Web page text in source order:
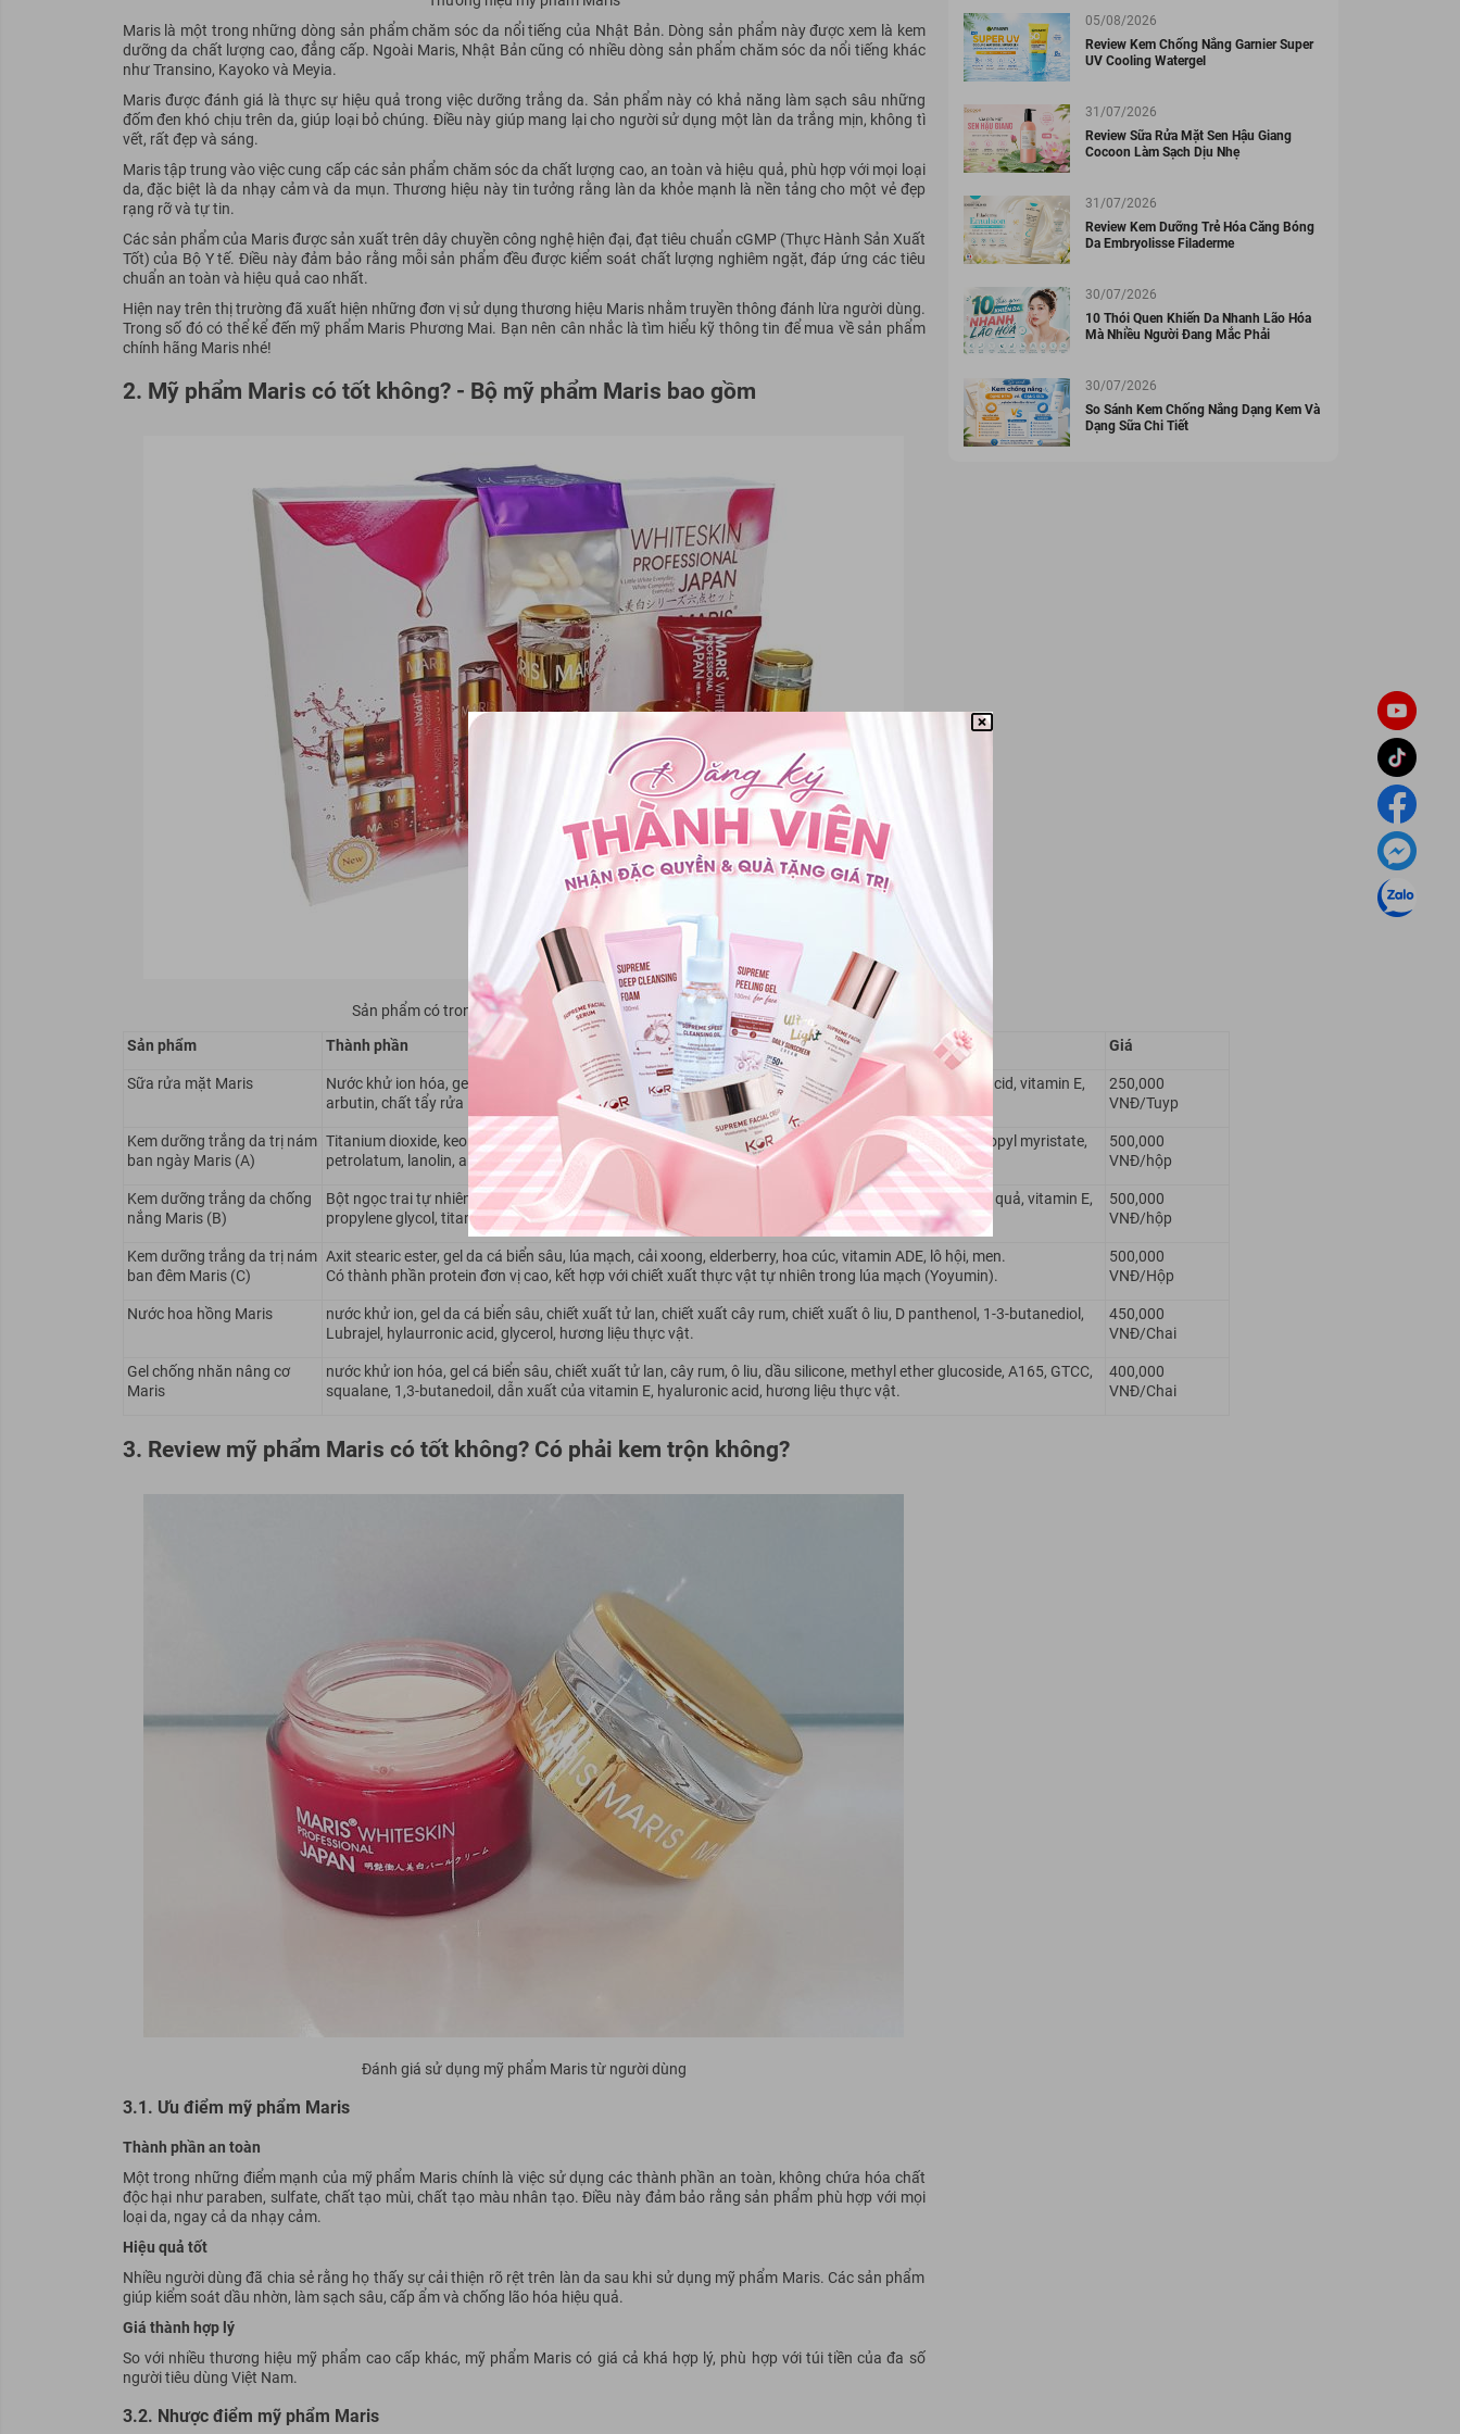
Maris là một trong những dòng sản phẩm chăm sóc da nổi tiếng của Nhật Bản. Dòng sản phẩm này được xem là kem
dưỡng da chất lượng cao, đẳng cấp. Ngoài Maris, Nhật Bản cũng có nhiều dòng sản phẩm chăm sóc da nổi tiếng khác
như Transino, Kayoko và Meyia.
Maris được đánh giá là thực sự hiệu quả trong việc dưỡng trắng da. Sản phẩm này có khả năng làm sạch sâu những
đốm đen khó chịu trên da, giúp loại bỏ chúng. Điều này giúp mang lại cho người sử dụng một làn da trắng mịn, không tì
vết, rất đẹp và sáng.
Maris tập trung vào việc cung cấp các sản phẩm chăm sóc da chất lượng cao, an toàn và hiệu quả, phù hợp với mọi loại
da, đặc biệt là da nhạy cảm và da mụn. Thương hiệu này tin tưởng rằng làn da khỏe mạnh là nền tảng cho một vẻ đẹp
rạng rỡ và tự tin.
Các sản phẩm của Maris được sản xuất trên dây chuyền công nghệ hiện đại, đạt tiêu chuẩn cGMP (Thực Hành Sản Xuất
Tốt) của Bộ Y tế. Điều này đảm bảo rằng mỗi sản phẩm đều được kiểm soát chất lượng nghiêm ngặt, đáp ứng các tiêu
chuẩn an toàn và hiệu quả cao nhất.
Hiện nay trên thị trường đã xuất hiện những đơn vị sử dụng thương hiệu Maris nhằm truyền thông đánh lừa người dùng.
Trong số đó có thể kể đến mỹ phẩm Maris Phương Mai. Bạn nên cân nhắc là tìm hiểu kỹ thông tin để mua về sản phẩm
chính hãng Maris nhé!
2. Mỹ phẩm Maris có tốt không? - Bộ mỹ phẩm Maris bao gồm
Sản phẩm có trong bộ Thương hiệu mỹ phẩm Maris
Sản phẩm
Thành phần Giá
Sữa rửa mặt Maris
Nước khử ion hóa, gel da cá biển sâu, chiết suất lô hội, bạch quả, natri lauroy sarcosine, hyaluronic acid, vitamin E,
arbutin, chất tẩy rửa MAP.
250,000
VNĐ/Tuyp
Kem dưỡng trắng da trị nám
ban ngày Maris (A)
Titanium dioxide, keo da cá biển sâu, sáp rượu cá voi, glycerin monosterate, propylence glycol, isopropyl myristate,
petrolatum, lanolin, arbutin, armica, vitamin E.
500,000
VNĐ/hộp
Kem dưỡng trắng da chống
nắng Maris (B)
Bột ngọc trai tự nhiên, keo da cá biển sâu, lanolin, arbutin, arnica. hamamelis mollis, hoa hồng, bạch quả, vitamin E,
propylene glycol, titanium dioxide, cetyl alcohol myristate.
500,000
VNĐ/hộp
Kem dưỡng trắng da trị nám
ban đêm Maris (C)
Axit stearic ester, gel da cá biển sâu, lúa mạch, cải xoong, elderberry, hoa cúc, vitamin ADE, lô hội, men.
Có thành phần protein đơn vị cao, kết hợp với chiết xuất thực vật tự nhiên trong lúa mạch (Yoyumin).
500,000
VNĐ/Hộp
Nước hoa hồng Maris
nước khử ion, gel da cá biển sâu, chiết xuất tử lan, chiết xuất cây rum, chiết xuất ô liu, D panthenol, 1-3-butanediol,
Lubrajel, hylaurronic acid, glycerol, hương liệu thực vật.
450,000
VNĐ/Chai
Gel chống nhăn nâng cơ
Maris
nước khử ion hóa, gel cá biển sâu, chiết xuất tử lan, cây rum, ô liu, dầu silicone, methyl ether glucoside, A165, GTCC,
squalane, 1,3-butanedoil, dẫn xuất của vitamin E, hyaluronic acid, hương liệu thực vật.
400,000
VNĐ/Chai
3. Review mỹ phẩm Maris có tốt không? Có phải kem trộn không?
Đánh giá sử dụng mỹ phẩm Maris từ người dùng
3.1. Ưu điểm mỹ phẩm Maris
Thành phần an toàn
Một trong những điểm mạnh của mỹ phẩm Maris chính là việc sử dụng các thành phần an toàn, không chứa hóa chất
độc hại như paraben, sulfate, chất tạo mùi, chất tạo màu nhân tạo. Điều này đảm bảo rằng sản phẩm phù hợp với mọi
loại da, ngay cả da nhạy cảm.
Hiệu quả tốt
Nhiều người dùng đã chia sẻ rằng họ thấy sự cải thiện rõ rệt trên làn da sau khi sử dụng mỹ phẩm Maris. Các sản phẩm
giúp kiểm soát dầu nhờn, làm sạch sâu, cấp ẩm và chống lão hóa hiệu quả.
Giá thành hợp lý
So với nhiều thương hiệu mỹ phẩm cao cấp khác, mỹ phẩm Maris có giá cả khá hợp lý, phù hợp với túi tiền của đa số
người tiêu dùng Việt Nam.
3.2. Nhược điểm mỹ phẩm Maris
05/08/2026
Review Kem Chống Nắng Garnier Super
UV Cooling Watergel
31/07/2026
Review Sữa Rửa Mặt Sen Hậu Giang
Cocoon Làm Sạch Dịu Nhẹ
31/07/2026
Review Kem Dưỡng Trẻ Hóa Căng Bóng
Da Embryolisse Filaderme
30/07/2026
10 Thói Quen Khiến Da Nhanh Lão Hóa
Mà Nhiều Người Đang Mắc Phải
30/07/2026
So Sánh Kem Chống Nắng Dạng Kem Và
Dạng Sữa Chi Tiết